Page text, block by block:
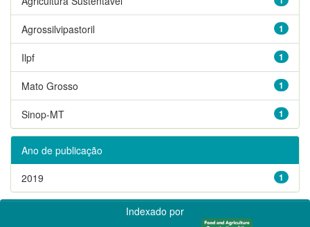
1
Agrossilvipastoril
1
Ilpf
1
Mato Grosso
1
Sinop-MT
Ano de publicação
1
2019
Indexado por